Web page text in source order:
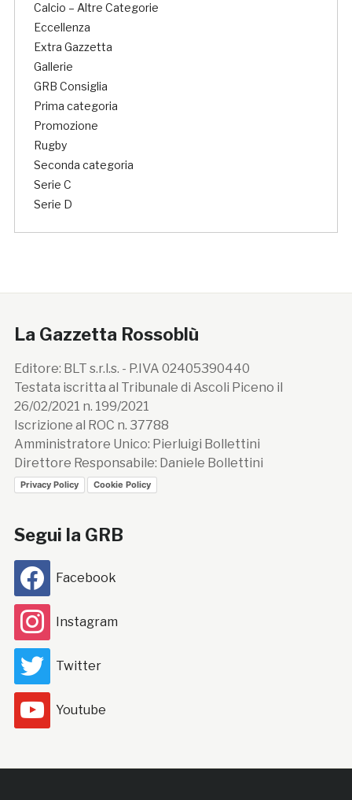
Calcio – Altre Categorie
Eccellenza
Extra Gazzetta
Gallerie
GRB Consiglia
Prima categoria
Promozione
Rugby
Seconda categoria
Serie C
Serie D
La Gazzetta Rossoblù
Editore: BLT s.r.l.s. - P.IVA 02405390440
Testata iscritta al Tribunale di Ascoli Piceno il
26/02/2021 n. 199/2021
Iscrizione al ROC n. 37788
Amministratore Unico: Pierluigi Bollettini
Direttore Responsabile: Daniele Bollettini
Privacy Policy Cookie Policy
Segui la GRB
Facebook
Instagram
Twitter
Youtube